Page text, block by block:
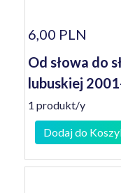
6,00 PLN
Od słowa do
lubuskiej
1 produkt/y
Dodaj do